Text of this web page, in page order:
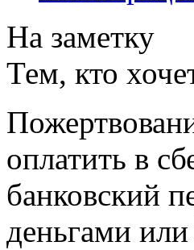
На заметку
Тем, кто
оплатить в
банковский
деньгами